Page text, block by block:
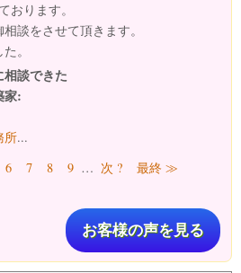
おります。
談をさせて頂きます。
。
談できた
家:
所...
6 7 8 9 … 次 ? 最終 ≫
お客様の声を見る